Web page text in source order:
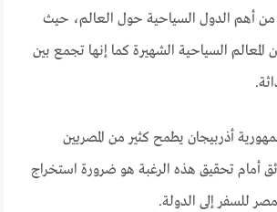
من أهم الدول السياحية حول العالم، حيث
السياحية الشهيرة كما إنها تجمع بين
أذربيجان يطمح كثير من المصريين
أمام تحقيق هذه الرغبة هو ضرورة استخراج
للسفر إلى الدولة.